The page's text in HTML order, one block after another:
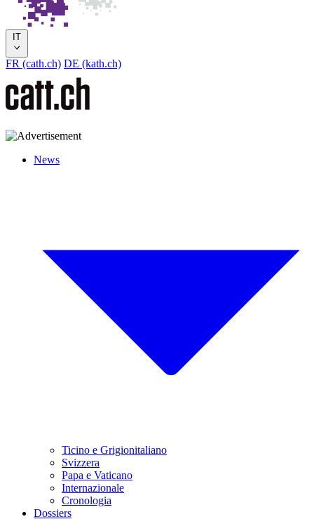
IT
FR (cath.ch) DE (kath.ch)
News
Ticino e Grigionitaliano
Svizzera
Papa e Vaticano
Internazionale
Cronologia
Dossiers